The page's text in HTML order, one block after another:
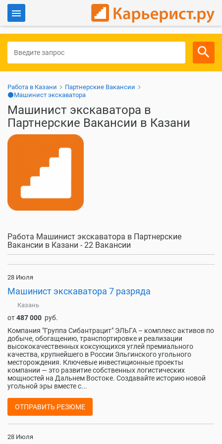
Для работодателей
Работа в Казани
Партнерские Вакансии
⚫Машинист экскаватора
Машинист экскаватора в
Партнерские Вакансии в Казани
Работа Машинист экскаватора в Партнерские
Вакансии в Казани - 22 Вакансии
28 Июля
Машинист экскаватора 7 разряда
Казань
от487 000 руб.
Компания "Группа Сибантрацит" ЭЛЬГА – комплекс активов по
добыче, обогащению, транспортировке и реализации
высококачественных коксующихся углей премиального
качества, крупнейшего в России Эльгинского угольного
месторождения. Ключевые инвестиционные проекты
компании — это развитие собственных логистических
мощностей на Дальнем Востоке. Создавайте историю новой
угольной эры вместе с...
ОТПРАВИТЬ РЕЗЮМЕ
28 Июля